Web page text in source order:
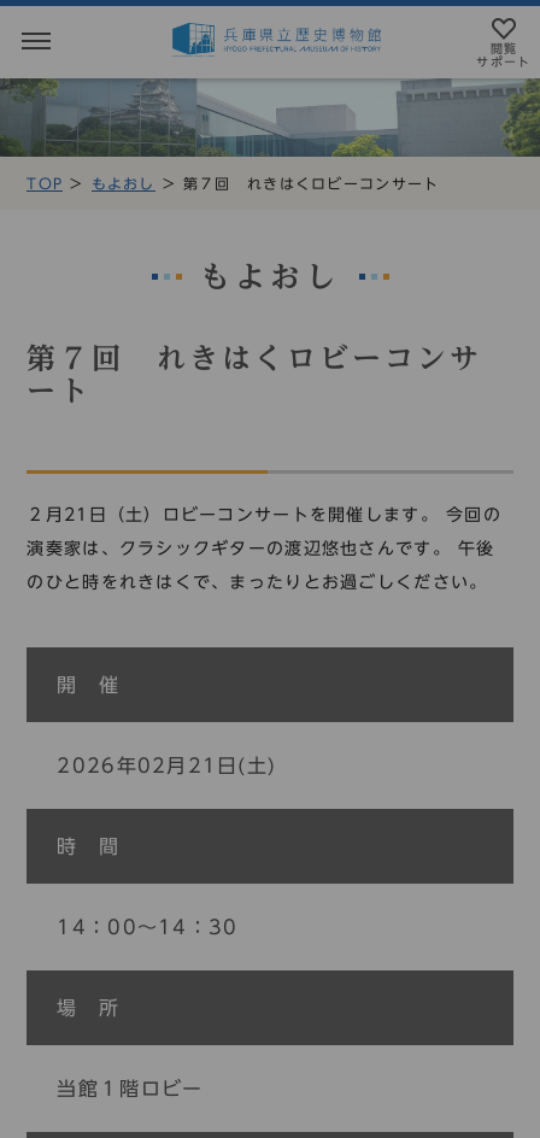
TOP もよおし 第７回 れきはくロビーコンサート
もよおし
第７回 れきはくロビーコンサ
ート
２月21日（土）ロビーコンサートを開催します。 今回の
演奏家は、クラシックギターの渡辺悠也さんです。 午後
のひと時をれきはくで、まったりとお過ごしください。
開 催
2026年02月21日(土)
時 間
14：00～14：30
場 所
当館１階ロビー
閲覧
サポート
アクセス
コレクション
languages
閲覧サポート
音声読み上げについて
カラー設定